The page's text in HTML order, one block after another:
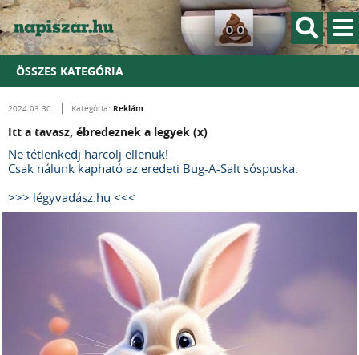
ÖSSZES KATEGÓRIA
2024.03.30. Kategória: Reklám
Itt a tavasz, ébredeznek a legyek (x)
Ne tétlenkedj harcolj ellenük!
Csak nálunk kapható az eredeti Bug-A-Salt sóspuska.
>>> légyvadász.hu <<<